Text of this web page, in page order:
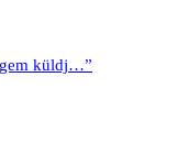
küldj…”